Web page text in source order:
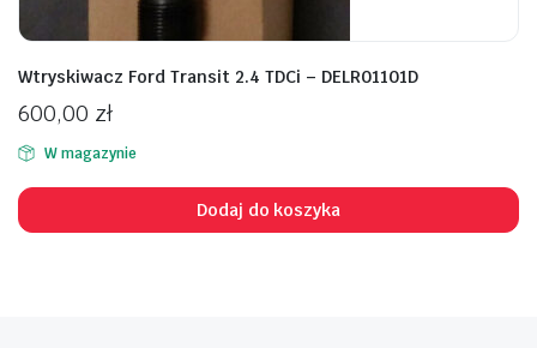
Wtryskiwacz Ford Transit 2.4 TDCi – DELR01101D
600,00 zł
W magazynie
Dodaj do koszyka